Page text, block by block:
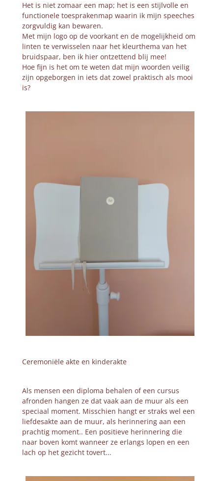
Het is niet zomaar een map; het is een stijlvolle en
functionele toesprakenmap waarin ik mijn speeches
zorgvuldig kan bewaren.
Met mijn logo op de voorkant en de mogelijkheid om
linten te verwisselen naar het kleurthema van het
bruidspaar, ben ik hier ontzettend blij mee!
Hoe fijn is het om te weten dat mijn woorden veilig
zijn opgeborgen in iets dat zowel praktisch als mooi
is?
Ceremoniële akte en kinderakte
Als mensen een diploma behalen of een cursus
afronden hangen ze dat vaak aan de muur als een
speciaal moment. Misschien hangt er straks wel een
liefdesakte aan de muur, als herinnering aan een
prachtig moment.. Een positieve herinnering die
naar boven komt wanneer ze erlangs lopen en een
lach op het gezicht tovert...